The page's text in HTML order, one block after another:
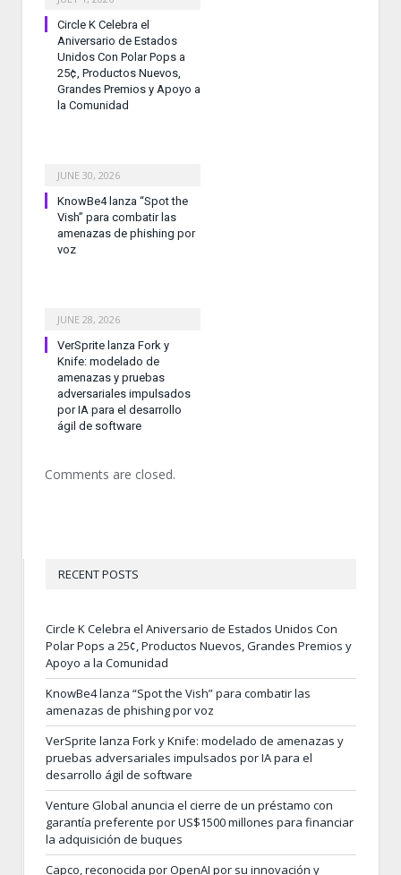
Circle K Celebra el
Aniversario de Estados
Unidos Con Polar Pops a
25¢, Productos Nuevos,
Grandes Premios y Apoyo a
la Comunidad
JUNE 30, 2026
KnowBe4 lanza “Spot the
Vish” para combatir las
amenazas de phishing por
voz
JUNE 28, 2026
VerSprite lanza Fork y
Knife: modelado de
amenazas y pruebas
adversariales impulsados
por IA para el desarrollo
ágil de software
Comments are closed.
RECENT POSTS
Circle K Celebra el Aniversario de Estados Unidos Con
Polar Pops a 25¢, Productos Nuevos, Grandes Premios y
Apoyo a la Comunidad
KnowBe4 lanza “Spot the Vish” para combatir las
amenazas de phishing por voz
VerSprite lanza Fork y Knife: modelado de amenazas y
pruebas adversariales impulsados por IA para el
desarrollo ágil de software
Venture Global anuncia el cierre de un préstamo con
garantía preferente por US$1500 millones para financiar
la adquisición de buques
Capco, reconocida por OpenAI por su innovación y